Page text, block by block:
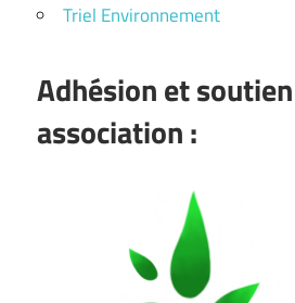
Triel Environnement
Adhésion et
association :